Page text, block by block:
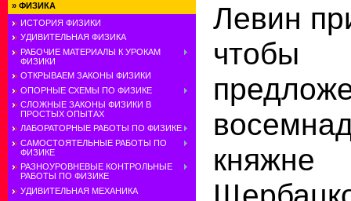
» ФИЗИКА
ИСТОРИЯ ФИЗИКИ
УДИВИТЕЛЬНАЯ ФИЗИКА
РАБОЧИЕ МАТЕРИАЛЫ К УРОКАМ
ФИЗИКИ
ОТКРЫВАЕМ ЗАКОНЫ ФИЗИКИ
ОПОРНЫЕ СХЕМЫ ПО ФИЗИКЕ
СЛОЖНЫЕ ЗАКОНЫ ФИЗИКИ В
ПРОСТЫХ ОПЫТАХ
ЛАБОРАТОРНЫЕ РАБОТЫ ПО ФИЗИКЕ
САМОСТОЯТЕЛЬНЫЕ РАБОТЫ ПО
ФИЗИКЕ
РАЗНОУРОВНЕВЫЕ КОНТРОЛЬНЫЕ
РАБОТЫ ПО ФИЗИКЕ
УДИВИТЕЛЬНАЯ МЕХАНИКА
Левин